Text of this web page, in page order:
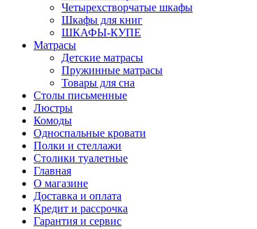
Четырехстворчатые шкафы
Шкафы для книг
ШКАФЫ-КУПЕ
Матрасы
Детские матрасы
Пружинные матрасы
Товары для сна
Столы письменные
Люстры
Комоды
Односпальные кровати
Полки и стеллажи
Столики туалетные
Главная
О магазине
Доставка и оплата
Кредит и рассрочка
Гарантия и сервис